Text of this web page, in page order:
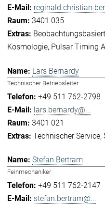
3401 035
Kosmologie Pulsar Timing
Lars Bernardy
Technischer Betriebsleiter
+49 511 762-2798
lars.bernardy@...
3401 021
Technischer Service
Stefan Bertram
Feinmechaniker
+49 511 762-2147
stefan.bertram@...